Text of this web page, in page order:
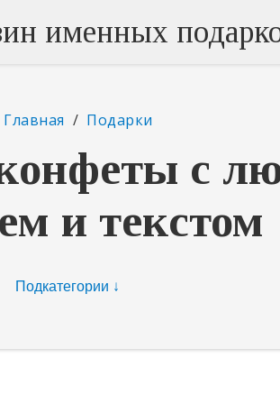
именных
Главная / Подарки
с
и текстом